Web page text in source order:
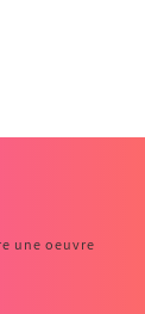
une oeuvre